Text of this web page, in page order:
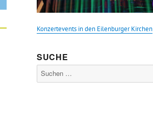
Konzertevents in den Eilenburger Kirchen
SUCHE
Suche
nach: